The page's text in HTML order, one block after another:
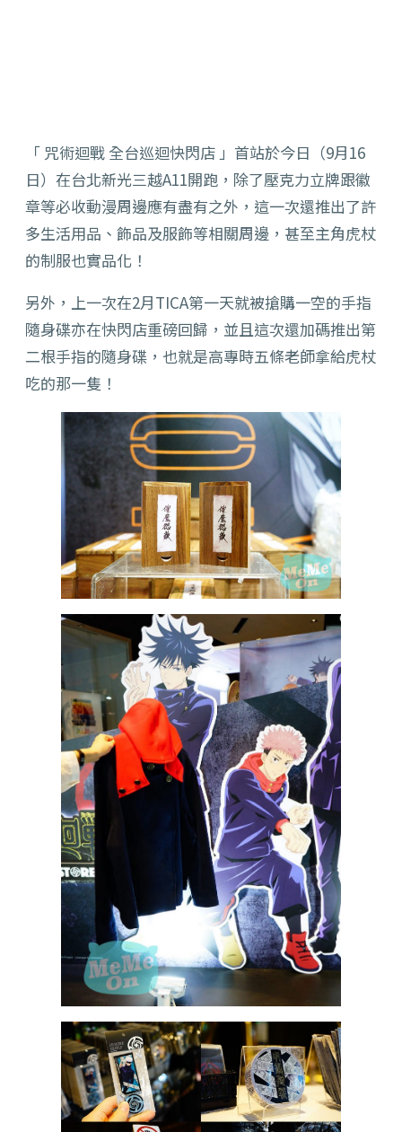
「 咒術迴戰 全台巡迴快閃店 」首站於今日（9月16
日）在台北新光三越A11開跑，除了壓克力立牌跟徽
章等必收動漫周邊應有盡有之外，這一次還推出了許
多生活用品、飾品及服飾等相關周邊，甚至主角虎杖
的制服也實品化！
另外，上一次在2月TICA第一天就被搶購一空的手指
隨身碟亦在快閃店重磅回歸，並且這次還加碼推出第
二根手指的隨身碟，也就是高專時五條老師拿給虎杖
吃的那一隻！